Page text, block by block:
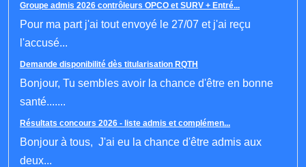
Groupe admis 2026 contrôleurs OPCO et SURV + Entré...
Pour ma part j'ai tout envoyé le 27/07 et j'ai reçu
l'accusé...
Demande disponibilité dès titularisation RQTH
Bonjour, Tu sembles avoir la chance d'être en bonne
santé.......
Résultats concours 2026 - liste admis et complémen...
Bonjour à tous, J'ai eu la chance d'être admis aux
deux...